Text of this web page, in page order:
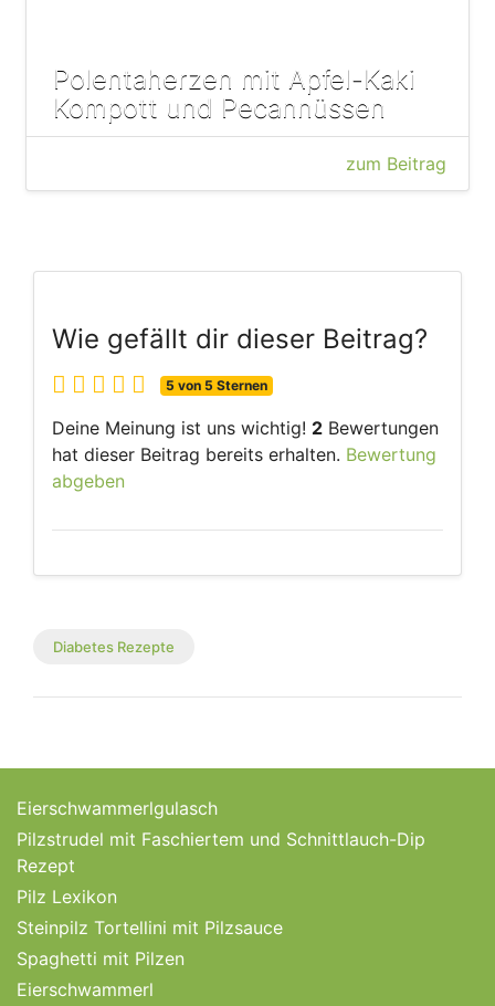
Polentaherzen mit Apfel-Kaki
Kompott und Pecannüssen
zum Beitrag
Wie gefällt dir dieser Beitrag?
5 von 5 Sternen
Deine Meinung ist uns wichtig! 2 Bewertungen
hat dieser Beitrag bereits erhalten. Bewertung
abgeben
Diabetes Rezepte
Eierschwammerlgulasch
Pilzstrudel mit Faschiertem und Schnittlauch-Dip
Rezept
Pilz Lexikon
Steinpilz Tortellini mit Pilzsauce
Spaghetti mit Pilzen
Eierschwammerl